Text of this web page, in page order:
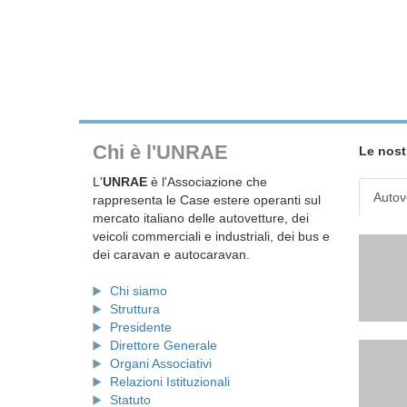
Chi è l'UNRAE
L'UNRAE è l'Associazione che
rappresenta le Case estere operanti sul
mercato italiano delle autovetture, dei
veicoli commerciali e industriali, dei bus e
dei caravan e autocaravan.
Chi siamo
Struttura
Presidente
Direttore Generale
Organi Associativi
Relazioni Istituzionali
Statuto
Le